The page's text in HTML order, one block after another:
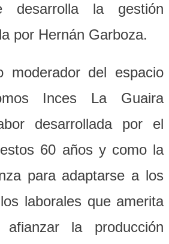
desarrolla la gestión
por Hernán Garboza.
moderador del espacio
Inces La Guaira
desarrollada por el
60 años y como la
para adaptarse a los
laborales que amerita
la producción